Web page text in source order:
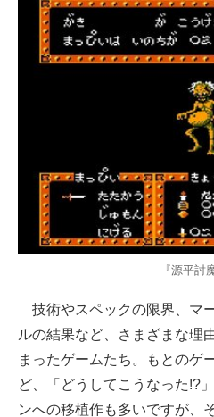
『源平討
技術やスペックの限界、マ
ルの結果など、さまざまな理
まったゲームたち。もとのゲ
ど、「どうしてこうなった!?
ンへの移植作も多いですが、